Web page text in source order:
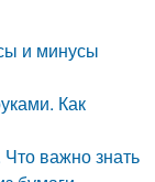
и минусы
Как
важно знать